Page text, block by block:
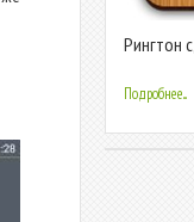
Рингтон
Подробнее...